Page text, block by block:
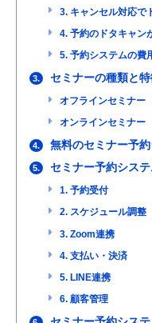
3. キャンセル対応で
4. 予約のドタキャン
5. 予約システムの費
3. セミナーの種類と特
オフラインセミナー
オンラインセミナー
4. 無料のセミナー予
5. セミナー予約シス
1. 予約受付
2. スケジュール調整
3. Zoom連携
4. 支払い・決済
5. LINE連携
6. 顧客管理